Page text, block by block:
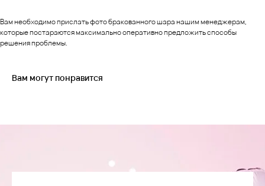
Вам необходимо прислать фото бракованного шара нашим менеджерам,
которые постараются максимально оперативно предложить способы
решения проблемы.
Вам могут понравится